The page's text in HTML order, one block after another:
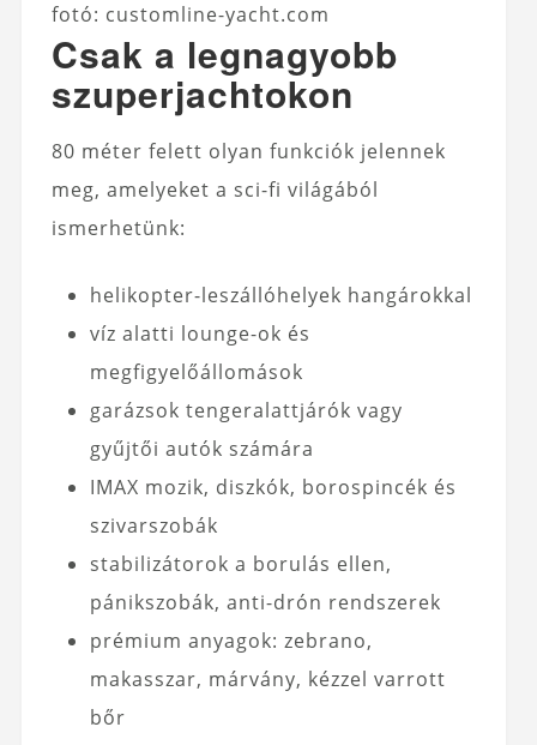
fotó: customline-yacht.com
Csak a legnagyobb
szuperjachtokon
80 méter felett olyan funkciók jelennek
meg, amelyeket a sci-fi világából
ismerhetünk:
helikopter-leszállóhelyek hangárokkal
víz alatti lounge-ok és
megfigyelőállomások
garázsok tengeralattjárók vagy
gyűjtői autók számára
IMAX mozik, diszkók, borospincék és
szivarszobák
stabilizátorok a borulás ellen,
pánikszobák, anti-drón rendszerek
prémium anyagok: zebrano,
makasszar, márvány, kézzel varrott
bőr